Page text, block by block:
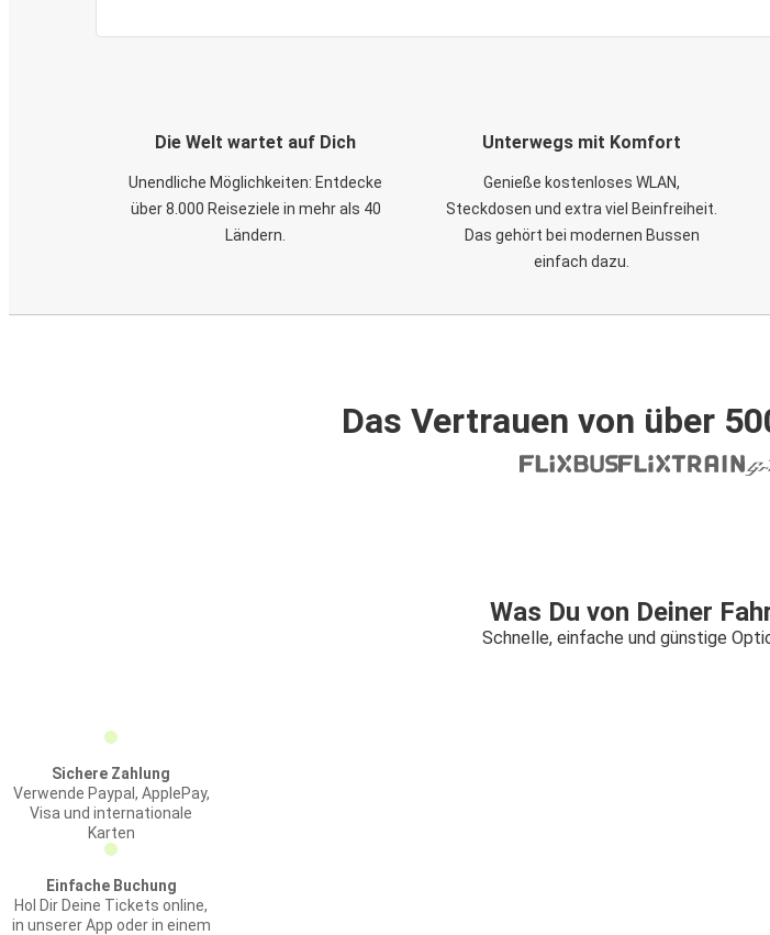
Die Welt wartet auf Dich
Unendliche Möglichkeiten: Entdecke
über 8.000 Reiseziele in mehr als 40
Ländern.
Unterwegs mit Komfort
Genieße kostenloses WLAN,
Steckdosen und extra viel Beinfreiheit.
Das gehört bei modernen Bussen
einfach dazu.
Das Vertrauen von über
Was Du von Deiner
Schnelle, einfache und günstige
Sichere Zahlung
Verwende Paypal, ApplePay,
Visa und internationale
Karten
Einfache Buchung
Hol Dir Deine Tickets online,
in unserer App oder in einem